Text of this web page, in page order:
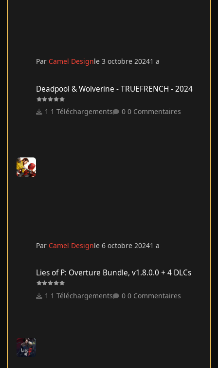
Par Camel Designle 3 octobre 20241 a
Deadpool & Wolverine - TRUEFRENCH - 2024
1 Téléchargements 0 Commentaires
Par Camel Designle 6 octobre 20241 a
Lies of P: Overture Bundle, v1.8.0.0 + 4 DLCs
1 Téléchargements 0 Commentaires